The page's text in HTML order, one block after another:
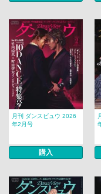
月刊 ダンスビュウ 2026
年2月号
購入